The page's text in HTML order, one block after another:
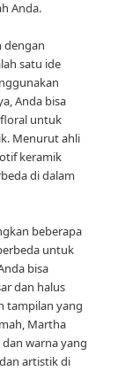
Anda.
dengan
satu ide
Anda bisa
untuk
Menurut ahli
keramik
di dalam
beberapa
untuk
bisa
dan halus
tampilan yang
Martha
warna yang
artistik di